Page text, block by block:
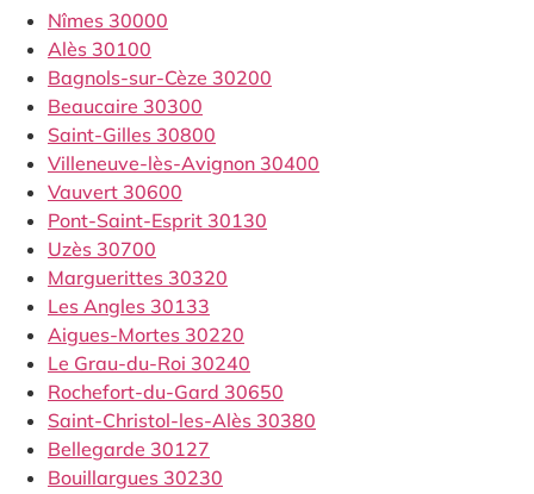
Nîmes 30000
Alès 30100
Bagnols-sur-Cèze 30200
Beaucaire 30300
Saint-Gilles 30800
Villeneuve-lès-Avignon 30400
Vauvert 30600
Pont-Saint-Esprit 30130
Uzès 30700
Marguerittes 30320
Les Angles 30133
Aigues-Mortes 30220
Le Grau-du-Roi 30240
Rochefort-du-Gard 30650
Saint-Christol-les-Alès 30380
Bellegarde 30127
Bouillargues 30230